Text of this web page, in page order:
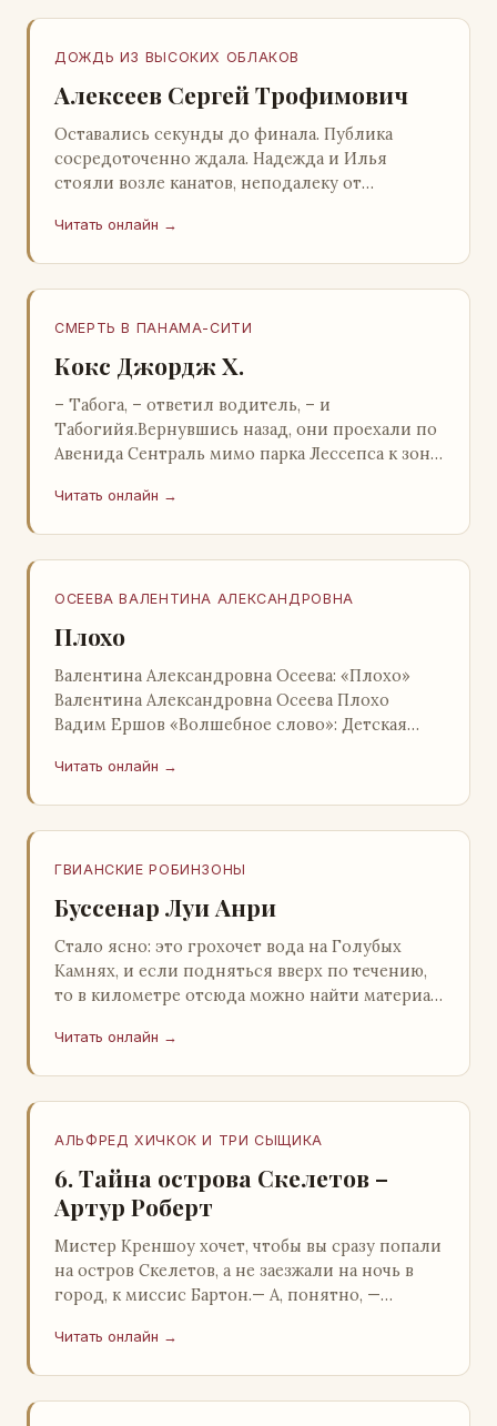
ДОЖДЬ ИЗ ВЫСОКИХ ОБЛАКОВ
Алексеев Сергей Трофимович
Оставались секунды до финала. Публика
сосредоточенно ждала. Надежда и Илья
стояли возле канатов, неподалеку от
прочей публики, …
Читать онлайн →
СМЕРТЬ В ПАНАМА-СИТИ
Кокс Джордж Х.
– Табога, – ответил водитель, – и
Табогийя.Вернувшись назад, они проехали по
Авенида Сентраль мимо парка Лессепса к зоне
отель…
Читать онлайн →
ОСЕЕВА ВАЛЕНТИНА АЛЕКСАНДРОВНА
Плохо
Валентина Александровна Осеева: «Плохо»
Валентина Александровна Осеева Плохо
Вадим Ершов «Волшебное слово»: Детская
Александровна ОСЕЕВ…
Читать онлайн →
ГВИАНСКИЕ РОБИНЗОНЫ
Буссенар Луи Анри
Стало ясно: это грохочет вода на Голубых
Камнях, и если подняться вверх по течению,
то в километре отсюда можно найти материал
крас…
Читать онлайн →
АЛЬФРЕД ХИЧКОК И ТРИ СЫЩИКА
6. Тайна острова Скелетов –
Артур Роберт
Мистер Креншоу хочет, чтобы вы сразу попали
на остров Скелетов, а не заезжали на ночь в
город, к миссис Бартон.— А, понятно, —
«кризис»…
Читать онлайн →